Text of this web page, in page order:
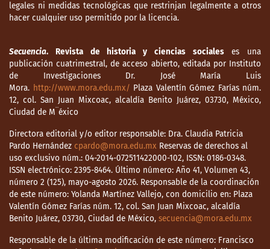
legales ni medidas tecnológicas que restrinjan legalmente a otros
hacer cualquier uso permitido por la licencia.
Secuencia. Revista de historia y ciencias socialeses una
publicación cuatrimestral, de acceso abierto, editada por Instituto
de Investigaciones Dr. José María Luis
Mora. http://www.mora.edu.mx/ Plaza Valentín Gómez Farías núm.
12, col. San Juan Mixcoac, alcaldía Benito Juárez, 03730, México,
Ciudad de M¨éxico
Directora editorial y/o editor responsable: Dra. Claudia Patricia
Pardo Hernández cpardo@mora.edu.mx Reservas de derechos al
uso exclusivo núm.: 04-2014-072511422000-102, ISSN: 0186-0348.
ISSN electrónico: 2395-8464. Último número: Año 41, Volumen 43,
número 2 (125), mayo-agosto 2026. Responsable de la coordinación
de este número: Yolanda Martínez Vallejo, con domicilio en: Plaza
Valentín Gómez Farías núm. 12, col. San Juan Mixcoac, alcaldía
Benito Juárez, 03730, Ciudad de México, secuencia@mora.edu.mx
Responsable de la última modificación de este número: Francisco